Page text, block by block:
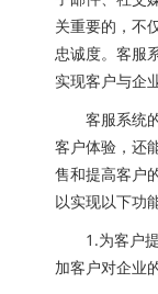
关重要的，不
忠诚度。客服
实现客户与企
客服系统的
客户体验，还
售和提高客户
以实现以下功
1.为客户提
加客户对企业